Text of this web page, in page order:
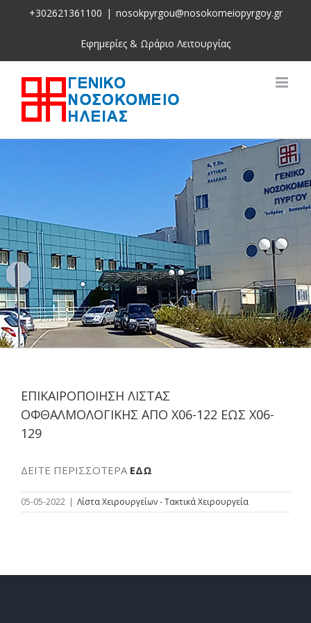
+302621361100 | nosokpyrgou@nosokomeiopyrgoy.gr
Εφημερίες & Ωράριο Λειτουργίας
ΕΠΙΚΑΙΡΟΠΟΙΗΣΗ ΛΙΣΤΑΣ
ΟΦΘΑΛΜΟΛΟΓΙΚΗΣ ΑΠΟ Χ06-122 ΕΩΣ Χ06-
129
ΔΕΙΤΕ ΠΕΡΙΣΣΟΤΕΡΑ ΕΔΩ
05-05-2022 | Λίστα Χειρουργείων - Τακτικά Χειρουργεία